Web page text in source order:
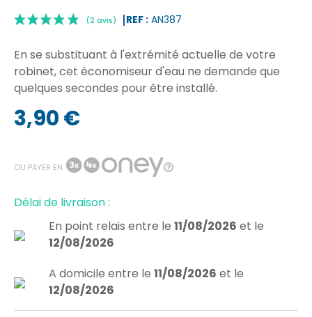
REF : AN387
En se substituant à l'extrémité actuelle de votre
robinet, cet économiseur d'eau ne demande que
quelques secondes pour être installé.
3,90 €
OU PAYER EN
Délai de livraison :
En point relais entre le 11/08/2026 et le
12/08/2026
A domicile entre le 11/08/2026 et le
12/08/2026